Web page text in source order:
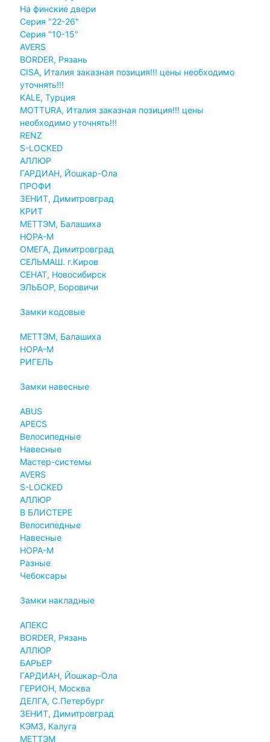
На финские двери
Серия "22-26"
Серия "10-15"
AVERS
BORDER, Рязань
CISA, Италия заказная позиция!!! цены необходимо
уточнять!!!
KALE, Турция
MOTTURA, Италия заказная позиция!!! цены
необходимо уточнять!!!
RENZ
S-LOCKED
АЛЛЮР
ГАРДИАН, Йошкар-Ола
ПРОФИ
ЗЕНИТ, Димитровград
КРИТ
МЕТТЭМ, Балашиха
НОРА-М
ОМЕГА, Димитровград
СЕЛЬМАШ. г.Киров
СЕНАТ, Новосибирск
ЭЛЬБОР, Боровичи
Замки кодовые
МЕТТЭМ, Балашиха
НОРА-М
РИГЕЛЬ
Замки навесные
ABUS
APECS
Велосипедные
Навесные
Мастер-системы
AVERS
S-LOCKED
АЛЛЮР
В БЛИСТЕРЕ
Велосипедные
Навесные
НОРА-М
Разные
Чебоксары
Замки накладные
АПЕКС
BORDER, Рязань
АЛЛЮР
БАРЬЕР
ГАРДИАН, Йошкар-Ола
ГЕРИОН, Москва
ДЕЛГА, С.Петербург
ЗЕНИТ, Димитровград
КЭМЗ, Калуга
МЕТТЭМ